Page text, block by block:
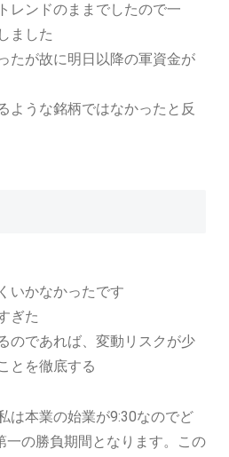
レンドのままでしたので一
ました
たが故に明日以降の軍資金が
ような銘柄ではなかったと反
いかなかったです
ぎた
あれば、変動リスクが少
とを徹底する
は本業の始業が9:30なのでど
一の勝負期間となります。この